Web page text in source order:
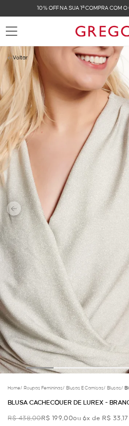
FRETE
Voltar
Home/ Roupas Femininas/ Blusas E Camisas/ Blusas/
BLUSA CACHECOUER DE LUREX -
R$ 438,00R$ 199,00ou 6x de R$ 33,17